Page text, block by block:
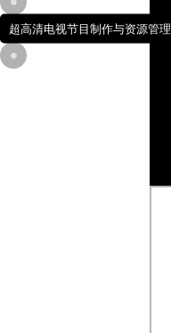
超高清电视节目制作与资源管理